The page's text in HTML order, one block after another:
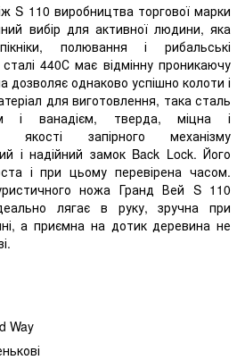
S 110 виробництва торгової марки
вибір для активної людини, яка
полювання і рибальські
440С має відмінну проникаючу
дозволяє однаково успішно колоти і
для виготовлення, така сталь
і ванадієм, тверда, міцна і
якості запірного механізму
і надійний замок Back Lock. Його
і при цьому перевірена часом.
ножа Гранд Вей S 110
лягає в руку, зручна при
а приємна на дотик деревина не
Way